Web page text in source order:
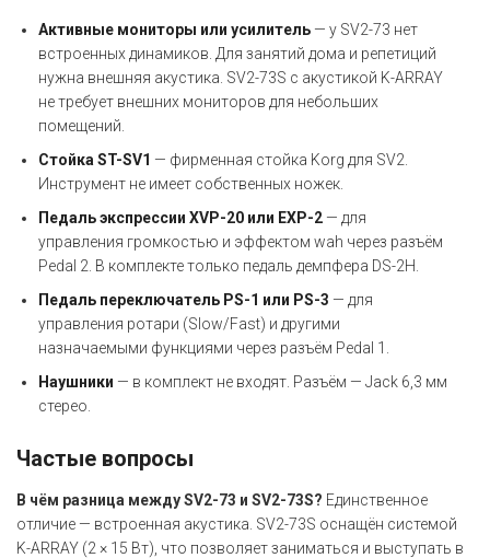
Активные мониторы или усилитель — у SV2-73 нет
встроенных динамиков. Для занятий дома и репетиций
нужна внешняя акустика. SV2-73S с акустикой K-ARRAY
не требует внешних мониторов для небольших
помещений.
Стойка ST-SV1 — фирменная стойка Korg для SV2.
Инструмент не имеет собственных ножек.
Педаль экспрессии XVP-20 или EXP-2 — для
управления громкостью и эффектом wah через разъём
Pedal 2. В комплекте только педаль демпфера DS-2H.
Педаль переключатель PS-1 или PS-3 — для
управления ротари (Slow/Fast) и другими
назначаемыми функциями через разъём Pedal 1.
Наушники — в комплект не входят. Разъём — Jack 6,3 мм
стерео.
Частые вопросы
В чём разница между SV2-73 и SV2-73S? Единственное
отличие — встроенная акустика. SV2-73S оснащён системой
K-ARRAY (2 × 15 Вт), что позволяет заниматься и выступать в